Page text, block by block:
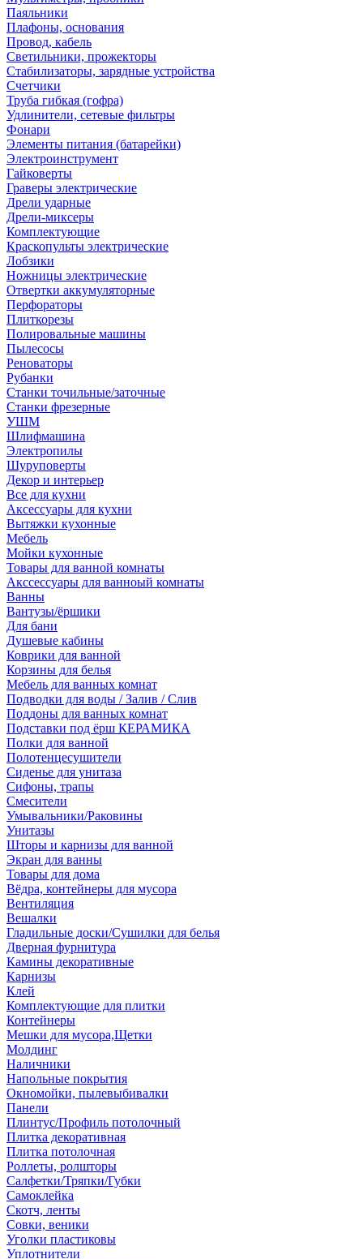
Паяльники
Плафоны, основания
Провод, кабель
Светильники, прожекторы
Стабилизаторы, зарядные устройства
Счетчики
Труба гибкая (гофра)
Удлинители, сетевые фильтры
Фонари
Элементы питания (батарейки)
Электроинструмент
Гайковерты
Граверы электрические
Дрели ударные
Дрели-миксеры
Комплектующие
Краскопульты электрические
Лобзики
Ножницы электрические
Отвертки аккумуляторные
Перфораторы
Плиткорезы
Полировальные машины
Пылесосы
Реноваторы
Рубанки
Станки точильные/заточные
Станки фрезерные
УШМ
Шлифмашина
Электропилы
Шуруповерты
Декор и интерьер
Все для кухни
Аксессуары для кухни
Вытяжки кухонные
Мебель
Мойки кухонные
Товары для ванной комнаты
Акссессуары для ванноый комнаты
Ванны
Вантузы/ёршики
Для бани
Душевые кабины
Коврики для ванной
Корзины для белья
Мебель для ванных комнат
Подводки для воды / Залив / Слив
Поддоны для ванных комнат
Подставки под ёрш КЕРАМИКА
Полки для ванной
Полотенцесушители
Сиденье для унитаза
Сифоны, трапы
Смесители
Умывальники/Раковины
Унитазы
Шторы и карнизы для ванной
Экран для ванны
Товары для дома
Вёдра, контейнеры для мусора
Вентиляция
Вешалки
Гладильные доски/Сушилки для белья
Дверная фурнитура
Камины декоративные
Карнизы
Клей
Комплектующие для плитки
Контейнеры
Мешки для мусора,Щетки
Молдинг
Наличники
Напольные покрытия
Окномойки, пылевыбивалки
Панели
Плинтус/Профиль потолочный
Плитка декоративная
Плитка потолочная
Роллеты, ролшторы
Салфетки/Тряпки/Губки
Самоклейка
Скотч, ленты
Совки, веники
Уголки пластиковы
Уплотнители